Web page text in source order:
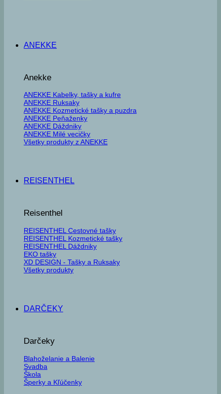
ANEKKE
Anekke
ANEKKE Kabelky, tašky a kufre
ANEKKE Ruksaky
ANEKKE Kozmetické tašky a puzdra
ANEKKE Peňaženky
ANEKKE Dáždniky
ANEKKE Milé vecičky
Všetky produkty z ANEKKE
REISENTHEL
Reisenthel
REISENTHEL Cestovné tašky
REISENTHEL Kozmetické tašky
REISENTHEL Dáždniky
EKO tašky
XD DESIGN - Tašky a Ruksaky
Všetky produkty
DARČEKY
Darčeky
Blahoželanie a Balenie
Svadba
Škola
Šperky a Kľúčenky